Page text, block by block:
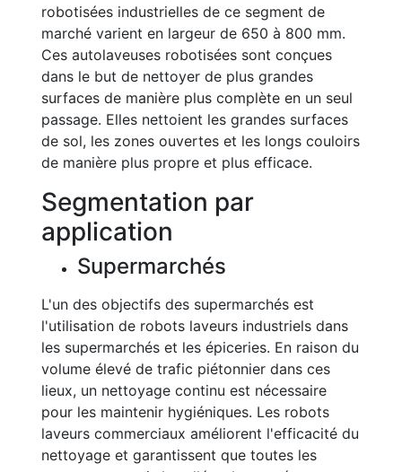
robotisées industrielles de ce segment de
marché varient en largeur de 650 à 800 mm.
Ces autolaveuses robotisées sont conçues
dans le but de nettoyer de plus grandes
surfaces de manière plus complète en un seul
passage. Elles nettoient les grandes surfaces
de sol, les zones ouvertes et les longs couloirs
de manière plus propre et plus efficace.
Segmentation par
application
Supermarchés
L'un des objectifs des supermarchés est
l'utilisation de robots laveurs industriels dans
les supermarchés et les épiceries. En raison du
volume élevé de trafic piétonnier dans ces
lieux, un nettoyage continu est nécessaire
pour les maintenir hygiéniques. Les robots
laveurs commerciaux améliorent l'efficacité du
nettoyage et garantissent que toutes les